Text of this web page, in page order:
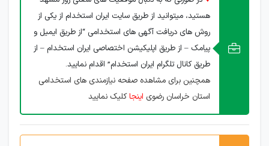
هستید، میتوانید از طریق سایت ایران استخدام از یکی از
روش های دریافت آگهی های استخدامی “از طریق ایمیل و
پیامک – از طریق اپلیکیشن اختصاصی ایران استخدام – از
طریق کانال تلگرام ایران استخدام” اقدام نمایید.
همچنین برای مشاهده صفحه نیازمندی های استخدامی
استان خراسان رضوی اینجاکلیک نمایید